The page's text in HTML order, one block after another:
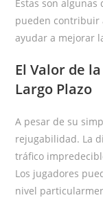
Estas son
pueden contribuir
ayudar a mejorar
El Valor de
Largo Plazo
A pesar de su
rejugabilidad. La
tráfico
Los jugadores
nivel